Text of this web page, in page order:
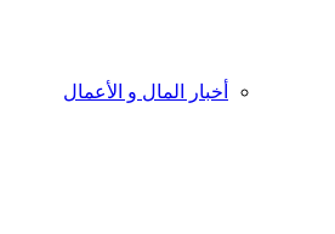
أخبار المال و الأعمال